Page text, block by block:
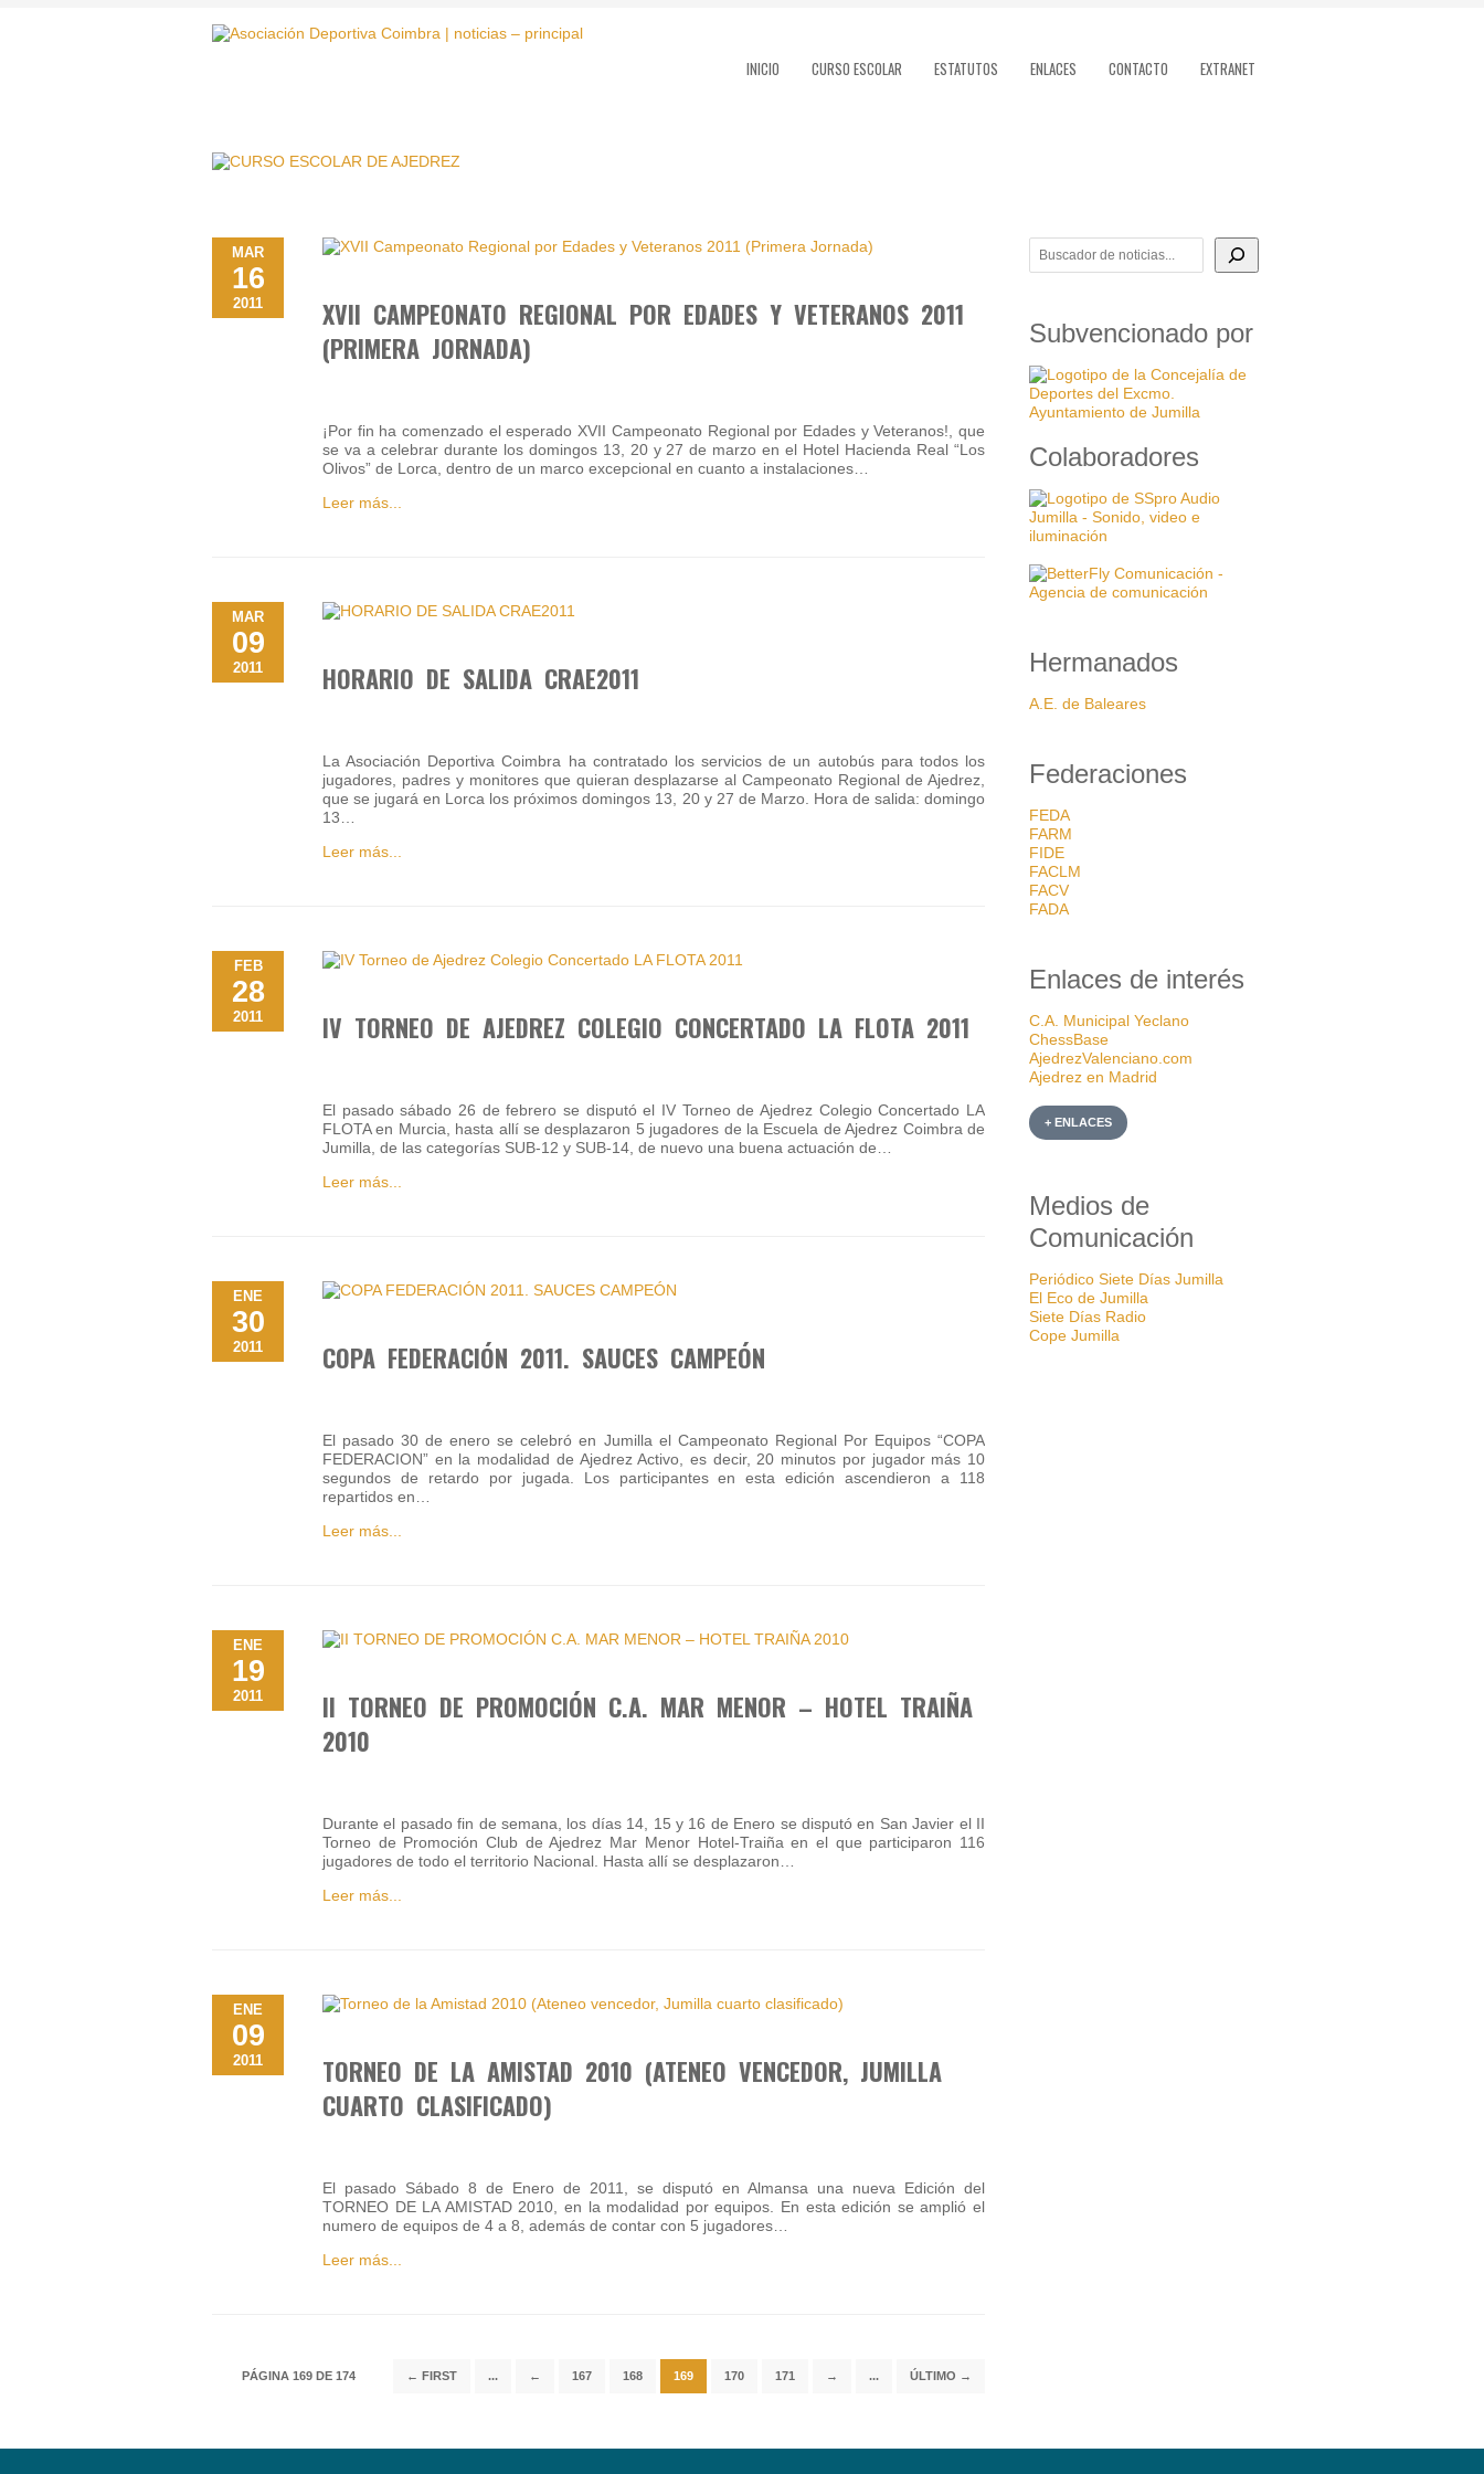
INICIO CURSO ESCOLAR ESTATUTOS ENLACES CONTACTO EXTRANET
MAR
16
2011
XVII CAMPEONATO REGIONAL POR EDADES Y VETERANOS 2011
(PRIMERA JORNADA)
¡Por fin ha comenzado el esperado XVII Campeonato Regional por Edades y Veteranos!, que
se va a celebrar durante los domingos 13, 20 y 27 de marzo en el Hotel Hacienda Real “Los
Olivos” de Lorca, dentro de un marco excepcional en cuanto a instalaciones…
Leer más...
MAR
09
2011 HORARIO DE SALIDA CRAE2011
La Asociación Deportiva Coimbra ha contratado los servicios de un autobús para todos los
jugadores, padres y monitores que quieran desplazarse al Campeonato Regional de Ajedrez,
que se jugará en Lorca los próximos domingos 13, 20 y 27 de Marzo. Hora de salida: domingo
13…
Leer más...
FEB
28
2011 IV TORNEO DE AJEDREZ COLEGIO CONCERTADO LA FLOTA 2011
El pasado sábado 26 de febrero se disputó el IV Torneo de Ajedrez Colegio Concertado LA
FLOTA en Murcia, hasta allí se desplazaron 5 jugadores de la Escuela de Ajedrez Coimbra de
Jumilla, de las categorías SUB-12 y SUB-14, de nuevo una buena actuación de…
Leer más...
ENE
30
2011 COPA FEDERACIÓN 2011. SAUCES CAMPEÓN
El pasado 30 de enero se celebró en Jumilla el Campeonato Regional Por Equipos “COPA
FEDERACION” en la modalidad de Ajedrez Activo, es decir, 20 minutos por jugador más 10
segundos de retardo por jugada. Los participantes en esta edición ascendieron a 118
repartidos en…
Leer más...
ENE
19
2011
II TORNEO DE PROMOCIÓN C.A. MAR MENOR – HOTEL TRAIÑA
2010
Durante el pasado fin de semana, los días 14, 15 y 16 de Enero se disputó en San Javier el II
Torneo de Promoción Club de Ajedrez Mar Menor Hotel-Traiña en el que participaron 116
jugadores de todo el territorio Nacional. Hasta allí se desplazaron…
Leer más...
ENE
09
2011
TORNEO DE LA AMISTAD 2010 (ATENEO VENCEDOR, JUMILLA
CUARTO CLASIFICADO)
El pasado Sábado 8 de Enero de 2011, se disputó en Almansa una nueva Edición del
TORNEO DE LA AMISTAD 2010, en la modalidad por equipos. En esta edición se amplió el
numero de equipos de 4 a 8, además de contar con 5 jugadores…
Leer más...
PÁGINA 169 DE 174 ← FIRST ... ← 167 168 169 170 171 → ... ÚLTIMO →
BUSCADOR DE NOTICIAS
Subvencionado por
Colaboradores
Hermanados
A.E. de Baleares
Federaciones
FEDA
FARM
FIDE
FACLM
FACV
FADA
Enlaces de interés
C.A. Municipal Yeclano
ChessBase
AjedrezValenciano.com
Ajedrez en Madrid
+ ENLACES
Medios de
Comunicación
Periódico Siete Días Jumilla
El Eco de Jumilla
Siete Días Radio
Cope Jumilla